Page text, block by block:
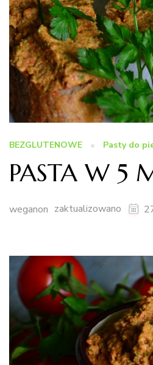
BEZGLUTENOWE Pasty do
PASTA W 5
weganon zaktualizowano